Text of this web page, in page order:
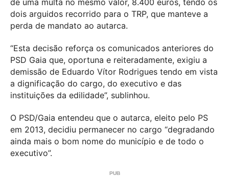
de uma multa no mesmo valor, 8.400 euros, tendo os
dois arguidos recorrido para o TRP, que manteve a
perda de mandato ao autarca.
“Esta decisão reforça os comunicados anteriores do
PSD Gaia que, oportuna e reiteradamente, exigiu a
demissão de Eduardo Vítor Rodrigues tendo em vista
a dignificação do cargo, do executivo e das
instituições da edilidade”, sublinhou.
O PSD/Gaia entendeu que o autarca, eleito pelo PS
em 2013, decidiu permanecer no cargo “degradando
ainda mais o bom nome do município e de todo o
executivo”.